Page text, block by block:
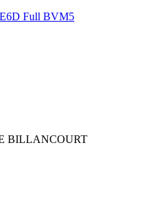
E6D Full BVM5
BILLANCOURT